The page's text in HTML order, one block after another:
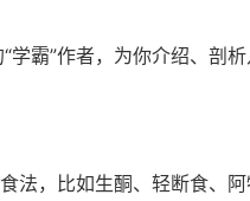
学霸”作者，为你介绍、剖
法，比如生酮、轻断食、